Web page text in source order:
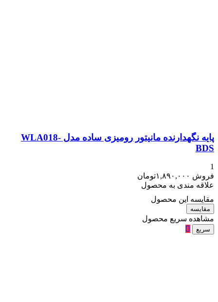
پایه نگهدارنده مانیتور رومیزی ساده مدل WLA018-
BDS
1
فروش ۱,۸۹۰,۰۰۰تومان
علاقه مندی به محصول
مقایسه این محصول
مقایسه
مشاهده سریع محصول
سریع